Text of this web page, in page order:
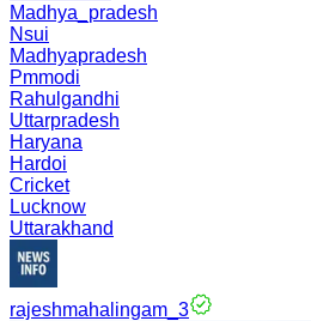
Madhya_pradesh
Nsui
Madhyapradesh
Pmmodi
Rahulgandhi
Uttarpradesh
Haryana
Hardoi
Cricket
Lucknow
Uttarakhand
rajeshmahalingam_3